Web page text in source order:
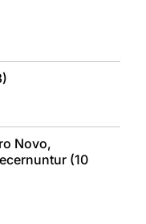
Novo,
(10